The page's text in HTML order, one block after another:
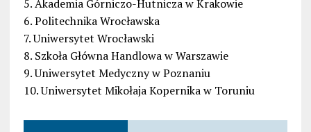
5. Akademia Górniczo-Hutnicza w Krakowie
6. Politechnika Wrocławska
7. Uniwersytet Wrocławski
8. Szkoła Główna Handlowa w Warszawie
9. Uniwersytet Medyczny w Poznaniu
10. Uniwersytet Mikołaja Kopernika w Toruniu